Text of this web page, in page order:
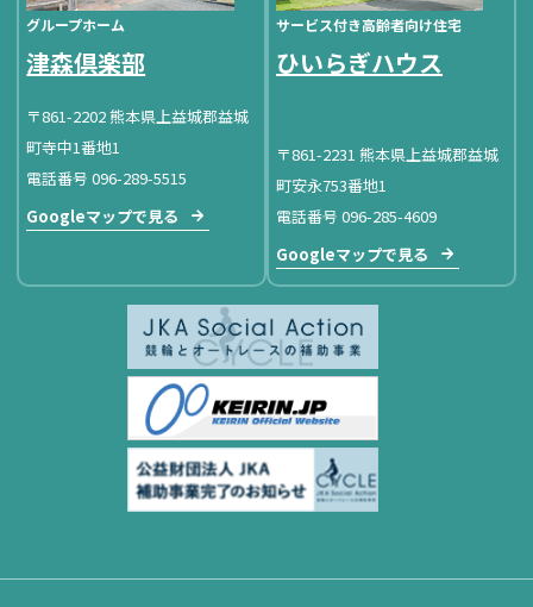
グループホーム
津森倶楽部
〒861-2202 熊本県上益城郡益城
町寺中1番地1
電話番号 096-289-5515
Googleマップで見る
サービス付き高齢者向け住宅
ひいらぎハウス
〒861-2231 熊本県上益城郡益城
町安永753番地1
電話番号 096-285-4609
Googleマップで見る